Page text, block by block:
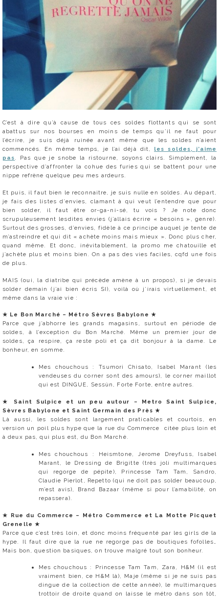
C’est à dire qu’à cause de tous ces soldes flottants qui se sont
abattus sur nos bourses en moins de temps qu’il ne faut pour
l’écrire, je suis déjà ruinée avant même que les soldes n’aient
commencés. En même temps, je l’ai déjà dit, les soldes, j’aime
pas. Pas que je snobe la ristourne, soyons clairs. Simplement, la
perspective d’affronter la cohue des furies qui se battent pour une
nippe refrène quelque peu mes ardeurs.
Et puis, il faut bien le reconnaitre, je suis nulle en soldes. Au départ,
je fais des listes d’envies, clamant à qui veut l’entendre que pour
bien solder, il faut être or-ga-ni-sé, tu vois ? Je note donc
scrupuleusement lesdites envies (j’allais écrire « besoins », genre).
Surtout des grosses, d’envies, fidèle à ce principe auquel je tente de
m’astreindre et qui dit « achète moins mais mieux ». Donc plus cher,
quand même. Et donc, inévitablement, la promo me chatouille et
j’achète plus et moins bien. On a pas des vies faciles, cqfd une fois
de plus.
MAIS (oui, la diatribe qui précède amène à un propos), si je devais
solder demain (j’ai bien écris SI), voilà où j’irais virtuellement, et
même dans la vraie vie :
★ Le Bon Marché – Métro Sèvres Babylone ★
Parce que j’abhorre les grands magasins, surtout en période de
soldes, à l’exception du Bon Marché. Même un premier jour de
soldes, ça respire, ça reste poli et ça dit bonjour à la dame. Le
bonheur, en somme.
Mes chouchous : Tsumori Chisato, Isabel Marant (les
vendeuses du corner sont des amours), le corner maillot
qui est DINGUE, Sessùn, Forte Forte, entre autres.
★ Saint Sulpice et un peu autour – Metro Saint Sulpice,
Sèvres Babylone et Saint Germain des Près ★
Là aussi, les soldes sont largement praticables et courtois, en
version un poil plus hype que la rue du Commerce citée plus loin et
à deux pas, qui plus est, du Bon Marché.
Mes chouchous : Heismtone, Jerome Dreyfuss, Isabel
Marant, le Dressing de Brigitte (très joli multimarques
qui regorge de pépite), Princesse Tam Tam, Sandro,
Claudie Pierlot, Repetto (qui ne doit pas solder beaucoup,
m’est avis), Brand Bazaar (même si pour l’amabilité, on
repassera).
★ Rue du Commerce – Métro Commerce et La Motte Picquet
Grenelle ★
Parce que c’est très loin, et donc moins fréquenté par les girls de la
hype. Il faut dire que la rue ne regorge pas de boutiques fofolles…
Mais bon, question basiques, on trouve malgré tout son bonheur.
Mes chouchous : Princesse Tam Tam, Zara, H&M (il est
vraiment bien, ce H&M là), Maje (même si je ne suis pas
dingue de la collection de cette année), le multimarques
trottoir de droite quand on laisse le métro dans son tôt,